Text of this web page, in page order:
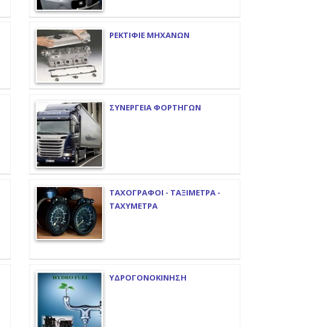
ΡΕΚΤΙΦΙΕ ΜΗΧΑΝΩΝ
ΣΥΝΕΡΓΕΙΑ ΦΟΡΤΗΓΩΝ
ΤΑΧΟΓΡΑΦΟΙ - ΤΑΞΙΜΕΤΡΑ -
ΤΑΧΥΜΕΤΡΑ
ΥΔΡΟΓΟΝΟΚΙΝΗΣΗ